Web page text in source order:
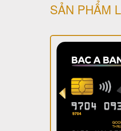
SẢN PHẨM